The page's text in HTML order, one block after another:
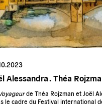
Alessandra .Théa
de Théa Rojzman et Joël
le cadre du Festival international